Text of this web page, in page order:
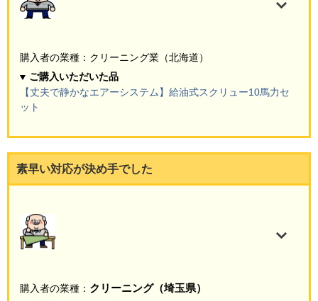
購入者の業種：クリーニング業（北海道）
ご購入いただいた品
【丈夫で静かなエアーシステム】給油式スクリュー10馬力セ
ット
素早い対応が決め手でした
購入者の業種： クリーニング（埼玉県）